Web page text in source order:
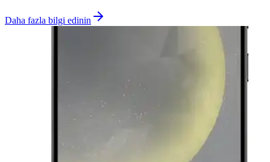
Daha fazla bilgi edinin